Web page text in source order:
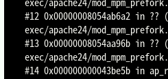
#12 0x00000008054ab6a2 in
exec/apache24/
#13 0x00000008054aa96b in
exec/apache24/
#14 0x000000000043be5b in